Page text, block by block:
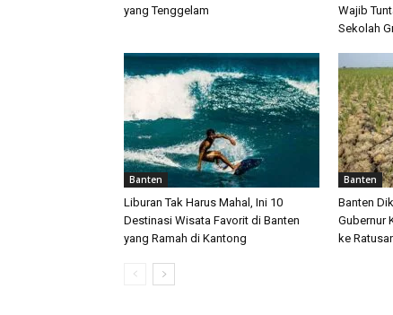
yang Tenggelam
Wajib
Sekolah
Banten
Liburan Tak Harus Mahal, Ini 10
Destinasi Wisata Favorit di Banten
yang Ramah di Kantong
Banten
Banten
Gubernur
ke